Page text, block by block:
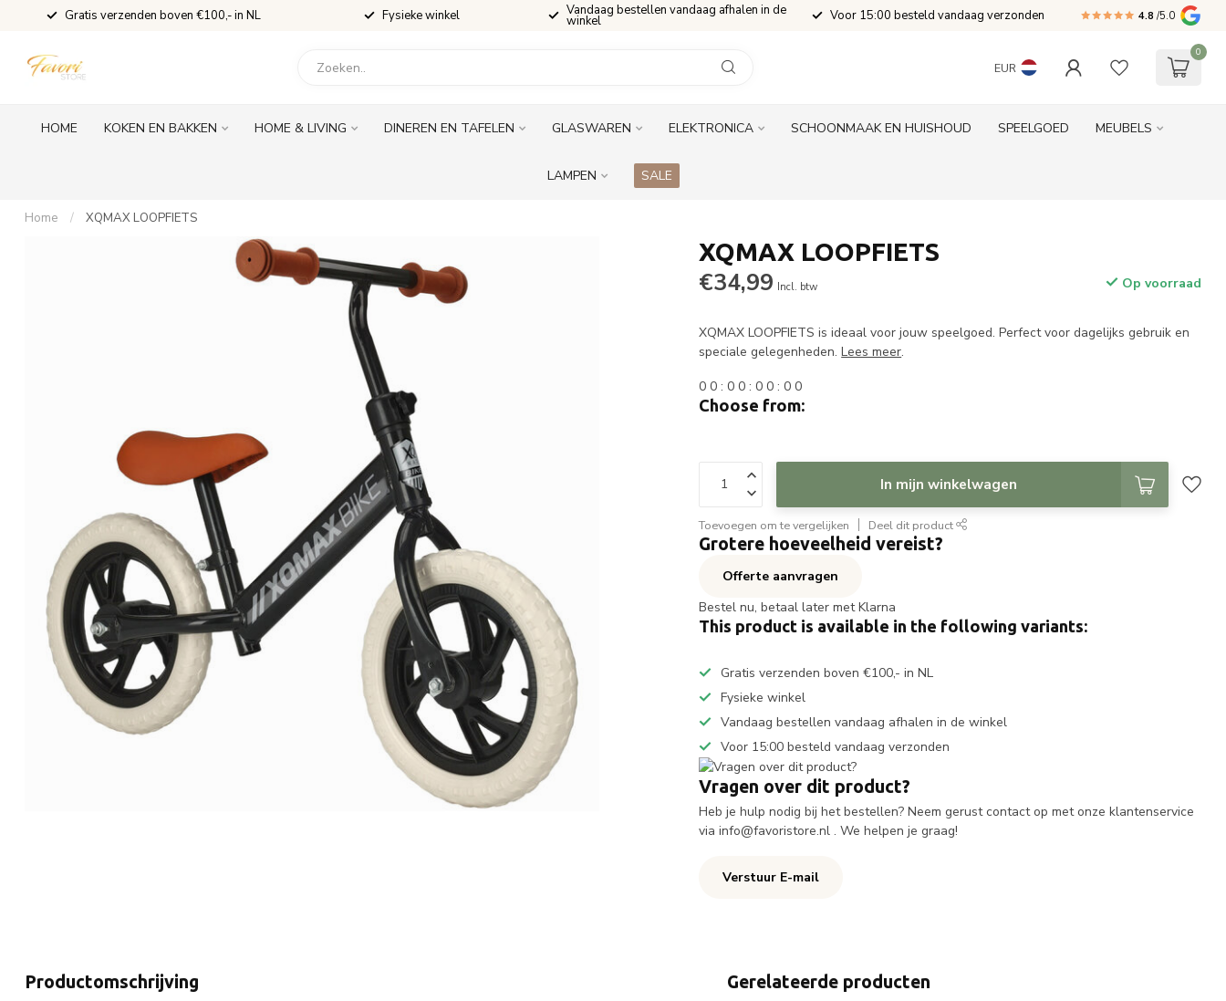
Gratis verzenden boven €100,- in NL Fysieke winkel Vandaag bestellen vandaag afhalen in de
winkel Voor 15:00 besteld vandaag verzonden 4.8 /5.0
EUR
0
HOME KOKEN EN BAKKEN HOME & LIVING DINEREN EN TAFELEN GLASWAREN ELEKTRONICA SCHOONMAAK EN HUISHOUD SPEELGOED MEUBELS
LAMPEN SALE
Home / XQMAX LOOPFIETS
XQMAX LOOPFIETS
€34,99 Incl. btw Op voorraad
XQMAX LOOPFIETS is ideaal voor jouw speelgoed. Perfect voor dagelijks gebruik en
speciale gelegenheden.Lees meer.
0 0 :0 0 :0 0 :0 0
Choose from:
In mijn winkelwagen
Toevoegen om te vergelijken Deel dit product
Grotere hoeveelheid vereist?
Offerte aanvragen
Bestel nu, betaal later met Klarna
This product is available in the following variants:
Gratis verzenden boven €100,- in NL
Fysieke winkel
Vandaag bestellen vandaag afhalen in de winkel
Voor 15:00 besteld vandaag verzonden
Vragen over dit product?
Heb je hulp nodig bij het bestellen? Neem gerust contact op met onze klantenservice
viainfo@favoristore.nl . We helpen je graag!
Verstuur E-mail
Productomschrijving Gerelateerde producten